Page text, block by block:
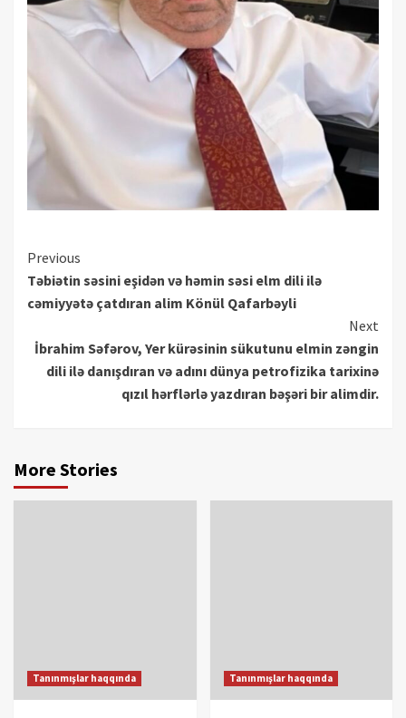
Continue
Reading
Previous
Təbiətin səsini eşidən və həmin səsi elm dili ilə
cəmiyyətə çatdıran alim Könül Qafarbəyli
Next
İbrahim Səfərov, Yer kürəsinin sükutunu elmin zəngin
dili ilə danışdıran və adını dünya petrofizika tarixinə
qızıl hərflərlə yazdıran bəşəri bir alimdir.
More Stories
Tanınmışlar haqqında Tanınmışlar haqqında